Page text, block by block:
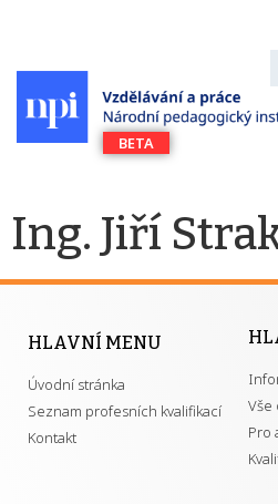
Ing. Jiří
HLAVNÍ MENU
Úvodní stránka
Seznam profesních kvalifikací
Kontakt
Vše
Pro